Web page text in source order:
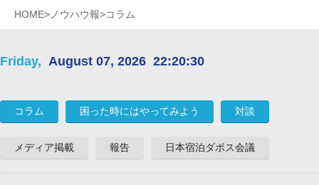
HOME> ノウハウ報>コラム
Friday, August 07, 2026 22:20:31
コラム 困った時にはやってみよう 対談
メディア掲載 報告 日本宿泊ダボス会議